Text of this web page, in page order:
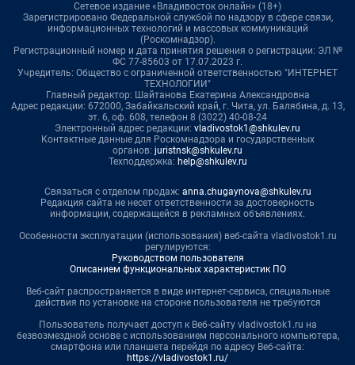
Сетевое издание «Владивосток онлайн» (18+)
Зарегистрировано Федеральной службой по надзору в сфере связи,
информационных технологий и массовых коммуникаций
(Роскомнадзор).
Регистрационный номер и дата принятия решения о регистрации: ЭЛ №
ФС 77-85603 от 17.07.2023 г.
Учредитель: Общество с ограниченной ответственностью "ИНТЕРНЕТ
ТЕХНОЛОГИИ"
Главный редактор: Шайтанова Екатерина Александровна
Адрес редакции: 672000, Забайкальский край, г. Чита, ул. Балябина, д. 13,
эт. 6, оф. 608, телефон 8 (3022) 40-08-24
Электронный адрес редакции: vladivostok1@shkulev.ru
Контактные данные для Роскомнадзора и государственных
органов: juristnsk@shkulev.ru
Техподдержка: help@shkulev.ru
Связаться с отделом продаж: anna.chugaynova@shkulev.ru
Редакция сайта не несет ответственности за достоверность
информации, содержащейся в рекламных объявлениях.
Особенности эксплуатации (использования) веб-сайта vladivostok1.ru
регулируются:
Руководством пользователя
Описанием функциональных характеристик ПО
Веб-сайт распространяется в виде интернет-сервиса, специальные
действия по установке на стороне пользователя не требуются
Пользователь получает доступ к Веб-сайту vladivostok1.ru на
безвозмездной основе с использованием персонального компьютера,
смартфона или планшета перейдя по адресу Веб-сайта:
https://vladivostok1.ru/